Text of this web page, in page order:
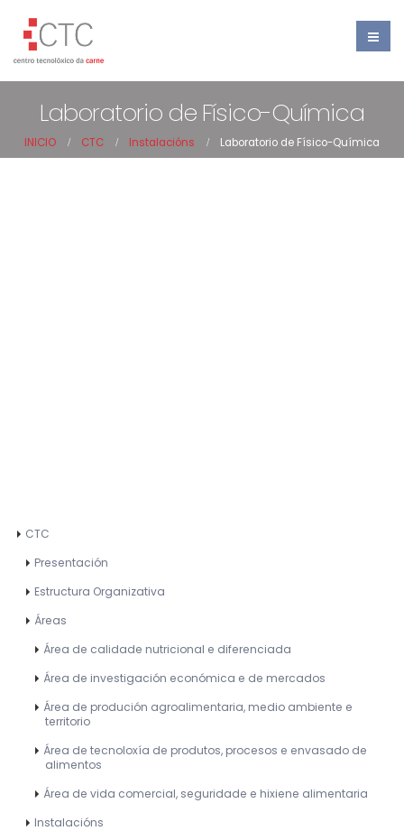
Laboratorio de Físico-Química
INICIO CTC Instalacións Laboratorio de Físico-Química
CTC
Presentación
Estructura Organizativa
Áreas
Área de calidade nutricional e diferenciada
Área de investigación económica e de mercados
Área de produción agroalimentaria, medio ambiente e
territorio
Área de tecnoloxía de produtos, procesos e envasado de
alimentos
Área de vida comercial, seguridade e hixiene alimentaria
Instalacións